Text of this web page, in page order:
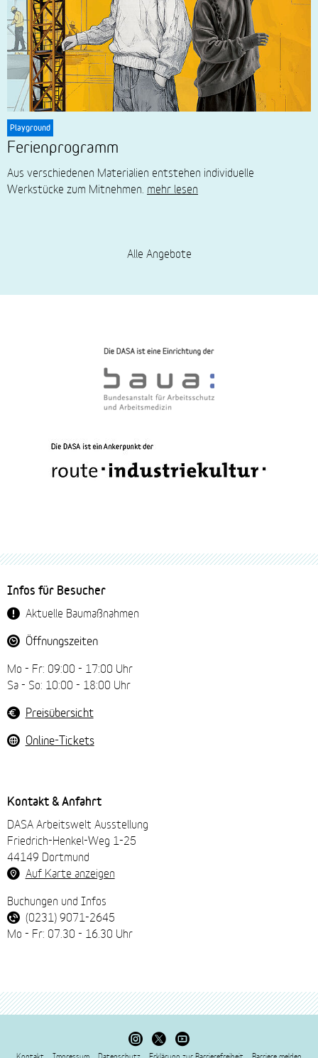
Playground
Ferienprogramm
Aus verschiedenen Materialien entstehen individuelle
Werkstücke zum Mitnehmen. mehr lesen
Alle Angebote
Fussbereich-
Navigation
Infos für Besucher
Aktuelle Baumaßnahmen
Öffnungszeiten
Mo - Fr: 09:00 - 17:00 Uhr
Sa - So: 10:00 - 18:00 Uhr
Preisübersicht
Online-Tickets
Kontakt & Anfahrt
DASA Arbeitswelt Ausstellung
Friedrich-Henkel-Weg 1-25
44149 Dortmund
Auf Karte anzeigen
Buchungen und Infos
(0231) 9071-2645
Mo - Fr: 07.30 - 16.30 Uhr
Besuchen
Sie
Besuchen
Sie
Besuchen
Sie
Kontakt Impressum Datenschutz Erklärung zur Barrierefreiheit Barriere melden